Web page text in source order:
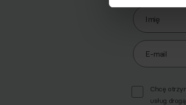
Imię
E-mail
Chcę
usług